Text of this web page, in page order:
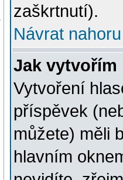
zaškrtnutí).
Návrat nahoru
Jak vytvořím
Vytvoření
příspěvek
můžete) měli
hlavním